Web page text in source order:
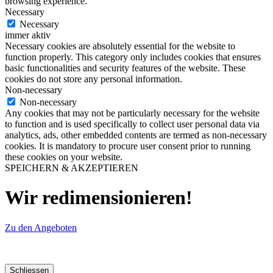
Necessary
Necessary
immer aktiv
Necessary cookies are absolutely essential for the website to
function properly. This category only includes cookies that ensures
basic functionalities and security features of the website. These
cookies do not store any personal information.
Non-necessary
Non-necessary
Any cookies that may not be particularly necessary for the website
to function and is used specifically to collect user personal data via
analytics, ads, other embedded contents are termed as non-necessary
cookies. It is mandatory to procure user consent prior to running
these cookies on your website.
SPEICHERN & AKZEPTIEREN
Wir redimensionieren!
Zu den Angeboten
Schliessen